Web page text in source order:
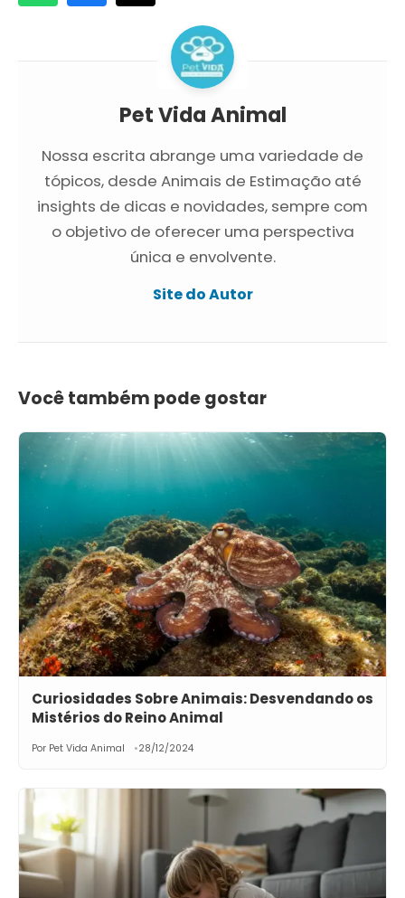
Pet Vida Animal
Nossa escrita abrange uma variedade de
tópicos, desde Animais de Estimação até
insights de dicas e novidades, sempre com
o objetivo de oferecer uma perspectiva
única e envolvente.
Site do Autor
Você também pode gostar
Curiosidades Sobre Animais: Desvendando os
Mistérios do Reino Animal
Por Pet Vida Animal 28/12/2024